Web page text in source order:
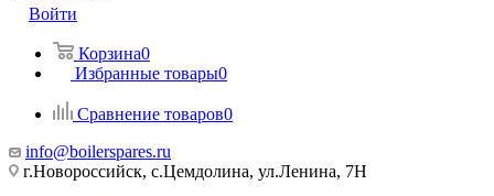
Войти
Корзина0
Избранные товары0
Сравнение товаров0
info@boilerspares.ru
г.Новороссийск, с.Цемдолина, ул.Ленина, 7Н